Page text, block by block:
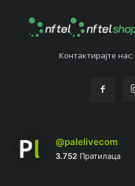
Контактирајтe нас:
@palelivecom
3.752 Пратилаца